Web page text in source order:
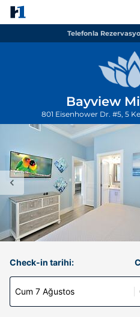
Telefonla
Bayview
801 Eisenhower Dr. #5, 5
Check-in tarihi:
Cum 7 Ağustos